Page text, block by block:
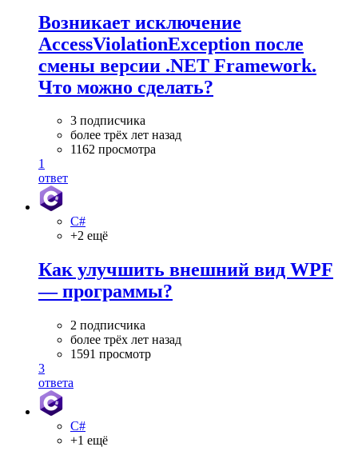
Возникает исключение
AccessViolationException после
смены версии .NET Framework.
Что можно сделать?
3 подписчика
более трёх лет назад
1162 просмотра
1
ответ
C#
+2 ещё
Как улучшить внешний вид WPF
— программы?
2 подписчика
более трёх лет назад
1591 просмотр
3
ответа
C#
+1 ещё